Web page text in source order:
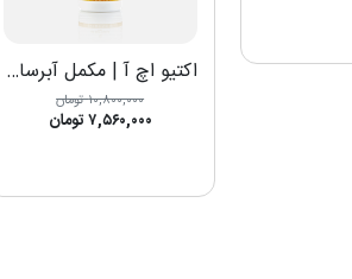
اکتیو اچ آ | مکمل آبرسان مفاصل و پوست
۱۰,۸۰۰,۰۰۰ تومان
۷,۵۶۰,۰۰۰ تومان